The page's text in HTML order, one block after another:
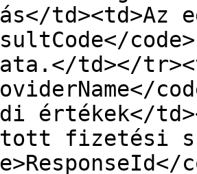
td><td>Az
td></
értékek</
fizetési